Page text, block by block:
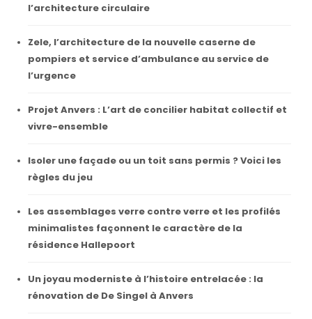
l’architecture circulaire
Zele, l’architecture de la nouvelle caserne de
pompiers et service d’ambulance au service de
l’urgence
Projet Anvers : L’art de concilier habitat collectif et
vivre-ensemble
Isoler une façade ou un toit sans permis ? Voici les
règles du jeu
Les assemblages verre contre verre et les profilés
minimalistes façonnent le caractère de la
résidence Hallepoort
Un joyau moderniste à l’histoire entrelacée : la
rénovation de De Singel à Anvers